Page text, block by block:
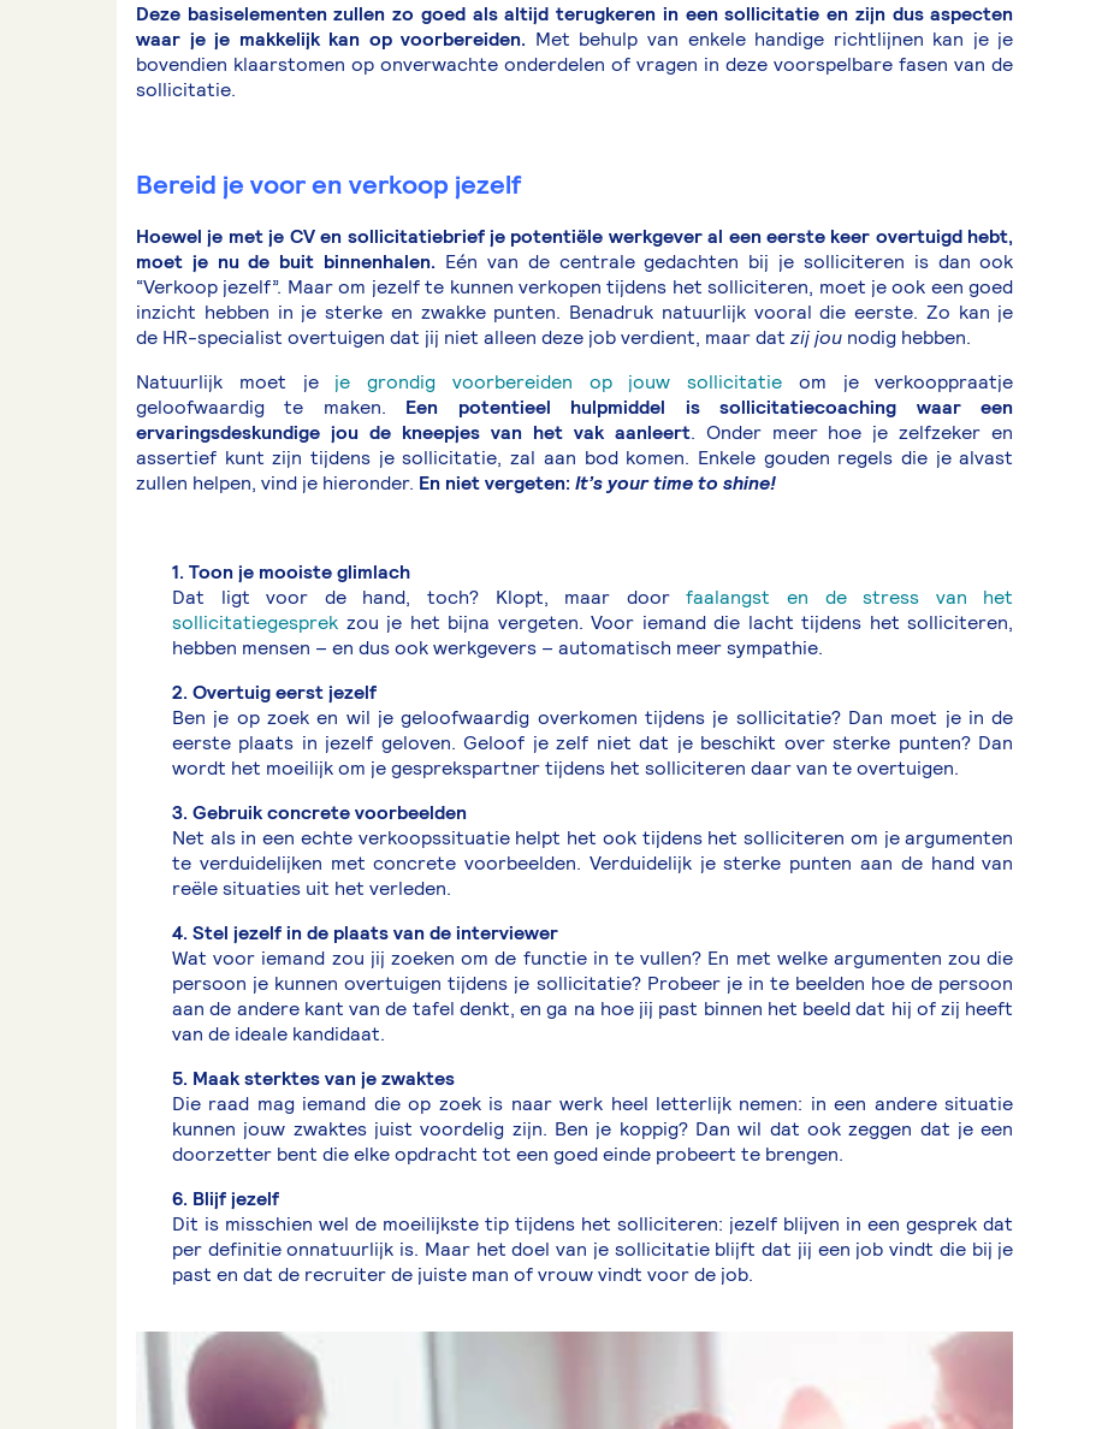
Deze basiselementen zullen zo goed als altijd terugkeren in een sollicitatie en zijn dus aspecten
waar je je makkelijk kan op voorbereiden. Met behulp van enkele handige richtlijnen kan je je
bovendien klaarstomen op onverwachte onderdelen of vragen in deze voorspelbare fasen van de
sollicitatie.
Bereid je voor en verkoop jezelf
Hoewel je met je CV en sollicitatiebrief je potentiële werkgever al een eerste keer overtuigd hebt,
moet je nu de buit binnenhalen. Eén van de centrale gedachten bij je solliciteren is dan ook
“Verkoop jezelf”. Maar om jezelf te kunnen verkopen tijdens het solliciteren, moet je ook een goed
inzicht hebben in je sterke en zwakke punten. Benadruk natuurlijk vooral die eerste. Zo kan je
de HR-specialist overtuigen dat jij niet alleen deze job verdient, maar dat zij jou nodig hebben.
Natuurlijk moet je je grondig voorbereiden op jouw sollicitatie om je verkooppraatje
geloofwaardig te maken. Een potentieel hulpmiddel is sollicitatiecoaching waar een
ervaringsdeskundige jou de kneepjes van het vak aanleert. Onder meer hoe je zelfzeker en
assertief kunt zijn tijdens je sollicitatie, zal aan bod komen. Enkele gouden regels die je alvast
zullen helpen, vind je hieronder. En niet vergeten: It’s your time to shine!
1. Toon je mooiste glimlach
Dat ligt voor de hand, toch? Klopt, maar doorfaalangst en de stress van het
sollicitatiegesprek zou je het bijna vergeten. Voor iemand die lacht tijdens het solliciteren,
hebben mensen – en dus ook werkgevers – automatisch meer sympathie.
2. Overtuig eerst jezelf
Ben je op zoek en wil je geloofwaardig overkomen tijdens je sollicitatie? Dan moet je in de
eerste plaats in jezelf geloven. Geloof je zelf niet dat je beschikt over sterke punten? Dan
wordt het moeilijk om je gesprekspartner tijdens het solliciteren daar van te overtuigen.
3. Gebruik concrete voorbeelden
Net als in een echte verkoopssituatie helpt het ook tijdens het solliciteren om je argumenten
te verduidelijken met concrete voorbeelden. Verduidelijk je sterke punten aan de hand van
reële situaties uit het verleden.
4. Stel jezelf in de plaats van de interviewer
Wat voor iemand zou jij zoeken om de functie in te vullen? En met welke argumenten zou die
persoon je kunnen overtuigen tijdens je sollicitatie? Probeer je in te beelden hoe de persoon
aan de andere kant van de tafel denkt, en ga na hoe jij past binnen het beeld dat hij of zij heeft
van de ideale kandidaat.
5. Maak sterktes van je zwaktes
Die raad mag iemand die op zoek is naar werk heel letterlijk nemen: in een andere situatie
kunnen jouw zwaktes juist voordelig zijn. Ben je koppig? Dan wil dat ook zeggen dat je een
doorzetter bent die elke opdracht tot een goed einde probeert te brengen.
6. Blijf jezelf
Dit is misschien wel de moeilijkste tip tijdens het solliciteren: jezelf blijven in een gesprek dat
per definitie onnatuurlijk is. Maar het doel van je sollicitatie blijft dat jij een job vindt die bij je
past en dat de recruiter de juiste man of vrouw vindt voor de job.